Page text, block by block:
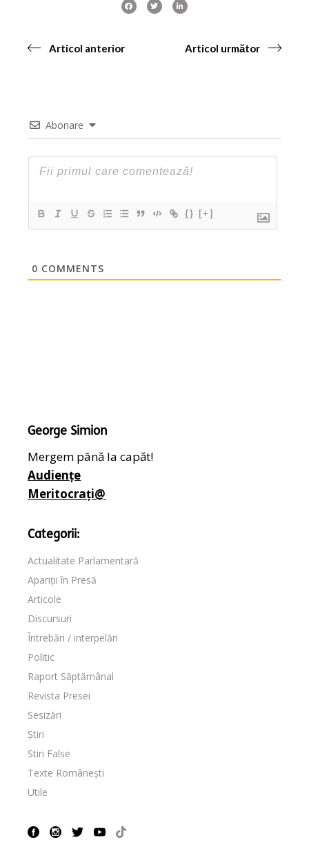
Articol anterior Articol următor
Abonare
{} [+]
0 COMMENTS
George Simion
Mergem până la capăt!
Audiențe
Meritocrați@
Categorii:
Actualitate Parlamentară
Apariții în Presă
Articole
Discursuri
Întrebări / interpelări
Politic
Raport Săptămânal
Revista Presei
Sesizări
Știri
Stiri False
Texte Românești
Utile